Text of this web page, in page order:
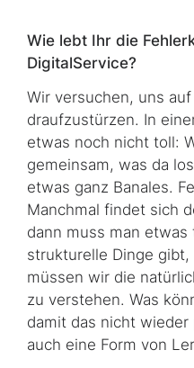
Wie lebt Ihr die
DigitalService?
Wir versuchen, uns
draufzustürzen. In
etwas noch nicht toll:
gemeinsam, was da
etwas ganz Banales.
Manchmal findet sich
dann muss man
strukturelle Dinge gibt,
müssen wir die
zu verstehen. Was
damit das nicht
auch eine Form von